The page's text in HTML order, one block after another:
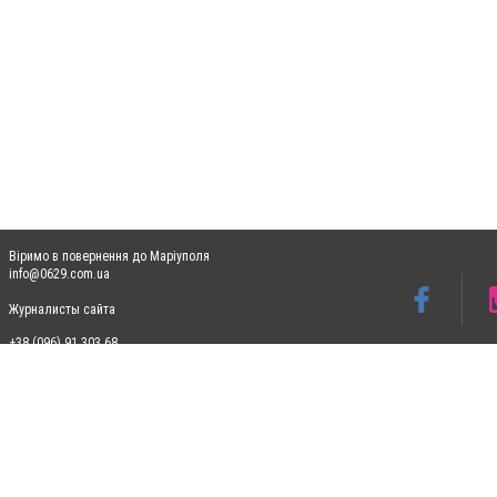
Віримо в повернення до Маріуполя
info@0629.com.ua
Журналисты сайта
+38 (096) 91 303 68